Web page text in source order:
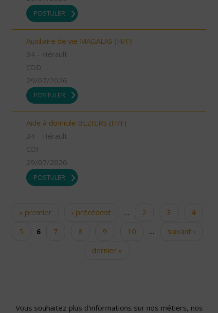
POSTULER
Auxiliaire de vie MAGALAS (H/F)
34 - Hérault
CDD
29/07/2026
POSTULER
Aide à domicile BEZIERS (H/F)
34 - Hérault
CDI
29/07/2026
POSTULER
Pages« premier ‹ précédent … 2 3
4
5
6 7 8 9 10 …
suivant ›
dernier »
Vous souhaitez plus d'informations sur nos métiers, nos